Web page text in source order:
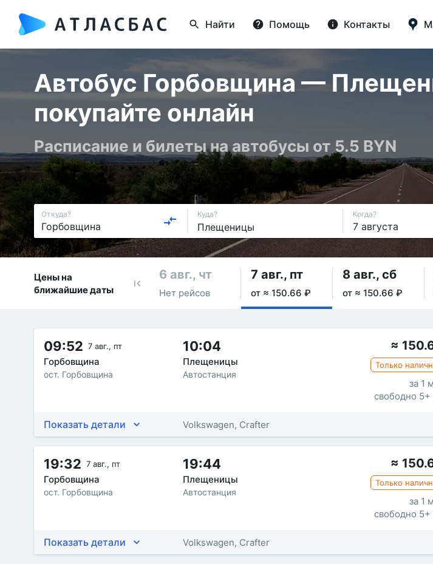
Найти Помощь Контакты
Автобус Горбовщина —
покупайте онлайн
Расписание и билеты на автобусы от 5.5 BYN
Откуда? Куда? Когда?
Цены на
ближайшие даты
6 авг., чт
Нет рейсов
7 авг., пт
от ≈ 150.66 ₽
8 авг., сб
от ≈ 150.66 ₽
09:52 7 авг., пт
Горбовщина
ост. Горбовщина
10:04
Плещеницы
Автостанция
≈
Только
за 1
свободно
Показать детали Volkswagen, Crafter
19:32 7 авг., пт
Горбовщина
ост. Горбовщина
19:44
Плещеницы
Автостанция
≈
Только
за 1
свободно
Показать детали Volkswagen, Crafter